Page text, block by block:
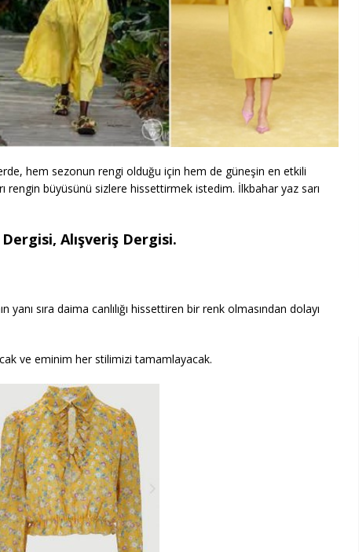
hem sezonun rengi olduğu için hem de güneşin en etkili
rengin büyüsünü sizlere hissettirmek istedim. İlkbahar yaz sarı
Alışveriş Dergisi.
yanı sıra daima canlılığı hissettiren bir renk olmasından dolayı
ve eminim her stilimizi tamamlayacak.